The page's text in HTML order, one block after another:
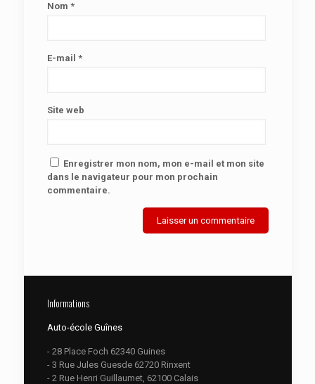
Nom *
E-mail *
Site web
Enregistrer mon nom, mon e-mail et mon site
dans le navigateur pour mon prochain
commentaire.
Informations
Auto-école Guînes
- 28 Place Foch 62340 Guines
- 3 Rue Jules Guesde 62720 Rinxent
- 2 Rue Henri Guillaumet, 62100 Calais